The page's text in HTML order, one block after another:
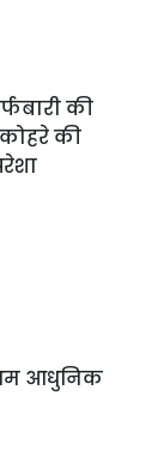
की
की
आधुनिक